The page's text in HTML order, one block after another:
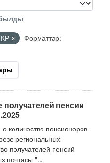
Форматтар:
получателей пенсии
количестве пенсионеров
региональных
получателей пенсий
почтасы "...